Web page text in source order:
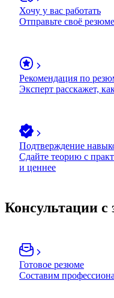
Хочу у вас работать
Отправьте своё
Рекомендация по
Эксперт расскажет,
Подтверждение
Сдайте теорию с
и ценнее
Консультации с
Готовое резюме
Составим